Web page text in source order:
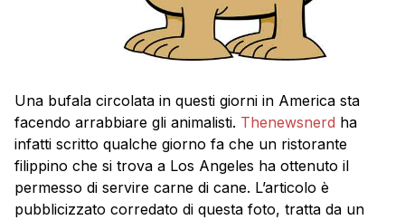
Una bufala circolata in questi giorni in America sta
facendo arrabbiare gli animalisti. Thenewsnerd ha
infatti scritto qualche giorno fa che un ristorante
filippino che si trova a Los Angeles ha ottenuto il
permesso di servire carne di cane. L’articolo è
pubblicizzato corredato di questa foto, tratta da un